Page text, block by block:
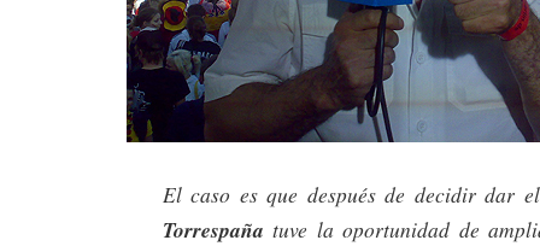
El caso es que después de decidir dar
Torrespaña tuve la oportunidad de